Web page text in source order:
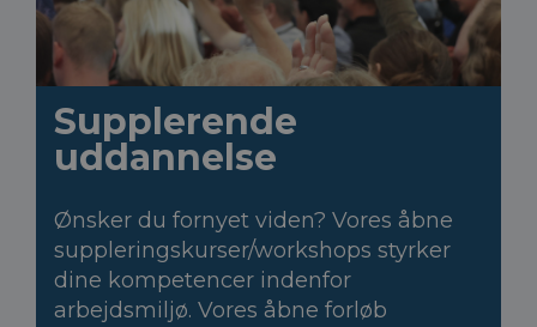
Supplerende
uddannelse
Ønsker du fornyet viden? Vores åbne
suppleringskurser/workshops styrker
dine kompetencer indenfor
arbejdsmiljø. Vores åbne forløb